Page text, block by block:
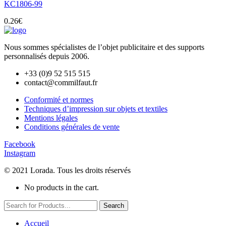
KC1806-99
0.26€
Nous sommes spécialistes de l’objet publicitaire et des supports
personnalisés depuis 2006.
+33 (0)9 52 515 515
contact@commilfaut.fr
Conformité et normes
Techniques d’impression sur objets et textiles
Mentions légales
Conditions générales de vente
Facebook
Instagram
© 2021 Lorada. Tous les droits réservés
No products in the cart.
Search
Accueil